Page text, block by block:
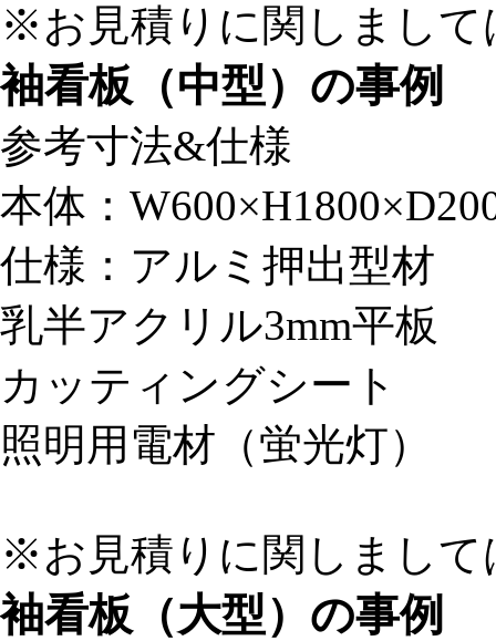
※お見積りに関しまし
袖看板（中型）の事例
参考寸法&仕様
本体：
仕様：アルミ押出型材
乳半アクリル3mm平板
カッティングシート
照明用電材（蛍光灯）
※お見積りに関しまし
袖看板（大型）の事例